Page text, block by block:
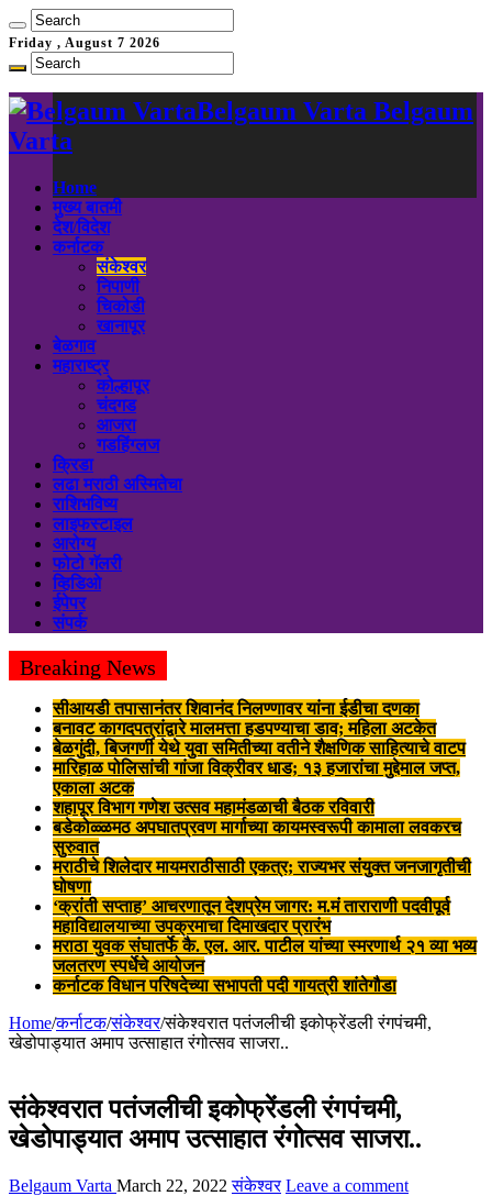
Friday , August 7 2026
Belgaum Varta Belgaum
Varta
Home
मुख्य बातमी
देश/विदेश
कर्नाटक
संकेश्वर
निपाणी
चिकोडी
खानापूर
बेळगाव
महाराष्ट्र
कोल्हापूर
चंदगड
आजरा
गडहिंग्लज
क्रिडा
लढा मराठी अस्मितेचा
राशिभविष्य
लाइफस्टाइल
आरोग्य
फोटो गॅलरी
व्हिडिओ
ईपेपर
संपर्क
Breaking News
सीआयडी तपासानंतर शिवानंद निलण्णावर यांना ईडीचा दणका
बनावट कागदपत्रांद्वारे मालमत्ता हडपण्याचा डाव; महिला अटकेत
बेळगुंदी, बिजगर्णी येथे युवा समितीच्या वतीने शैक्षणिक साहित्याचे वाटप
मारिहाळ पोलिसांची गांजा विक्रीवर धाड; १३ हजारांचा मुद्देमाल जप्त,
एकाला अटक
शहापूर विभाग गणेश उत्सव महामंडळाची बैठक रविवारी
बडेकोळ्ळमठ अपघातप्रवण मार्गाच्या कायमस्वरूपी कामाला लवकरच
सुरुवात
मराठीचे शिलेदार मायमराठीसाठी एकत्र; राज्यभर संयुक्त जनजागृतीची
घोषणा
‘क्रांती सप्ताह’ आचरणातून देशप्रेम जागर: म.मं ताराराणी पदवीपूर्व
महाविद्यालयाच्या उपक्रमाचा दिमाखदार प्रारंभ
मराठा युवक संघातर्फे कै. एल. आर. पाटील यांच्या स्मरणार्थ २१ व्या भव्य
जलतरण स्पर्धेचे आयोजन
कर्नाटक विधान परिषदेच्या सभापती पदी गायत्री शांतेगौडा
Home/कर्नाटक/संकेश्वर/संकेश्वरात पतंजलीची इकोफ्रेंडली रंगपंचमी,
खेडोपाड्यात अमाप उत्साहात रंगोत्सव साजरा..
संकेश्वरात पतंजलीची इकोफ्रेंडली रंगपंचमी,
खेडोपाड्यात अमाप उत्साहात रंगोत्सव साजरा..
Belgaum Varta March 22, 2022 संकेश्वर Leave a comment